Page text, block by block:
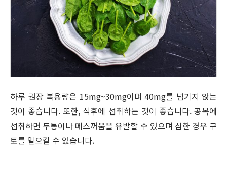
하루 권장 복용량은 15mg~30mg이며 40mg를 넘기지 않는
것이 좋습니다. 또한, 식후에 섭취하는 것이 좋습니다. 공복에
섭취하면 두통이나 메스꺼움을 유발할 수 있으며 심한 경우 구
토를 일으킬 수 있습니다.